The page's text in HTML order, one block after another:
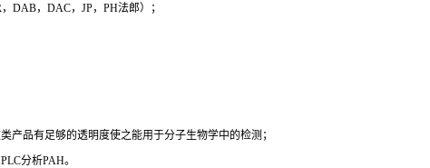
DAB，DAC，JP，PH法郎）；
产品有足够的透明度使之能用于分子生物学中的检测；
分析PAH。